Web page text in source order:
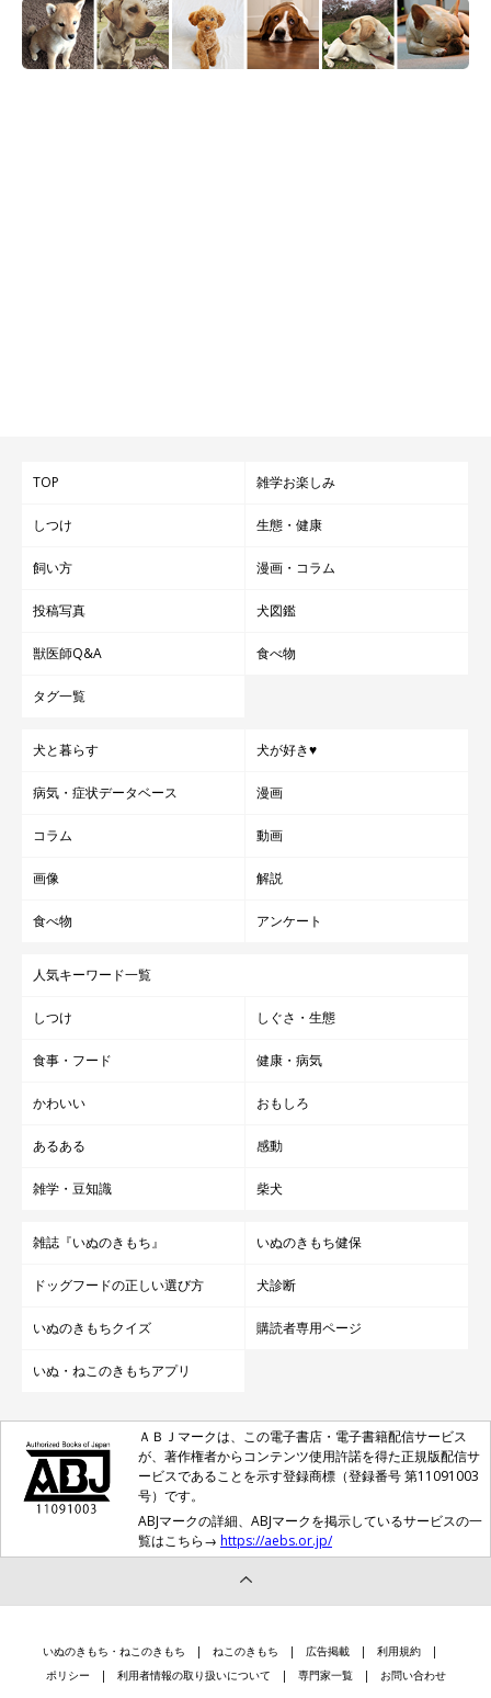
@charosan222
ごしています。チャロちゃんとの出会いを振り返り、どのような
ことを思うのでしょうか。
「学校があるためチャロと会える時間が減っていますが、少ない
増えたら嬉しいなと思います」
関連記事:
生後2カ月で“降参ヘソ天”していた保護子犬→大
っこり
保護犬として迎えたばかりの生後2カ月のころ、“降参”するように
おなかを見せていたチャロちゃん。6才になった今も、家族に甘え
たいときに“ヘソ天”を見せるそうです。
関連記事:
元保護犬が“大好きな飼い主さん”と3カ月ぶりの
再会！ 玄関で「ヒコーキ耳&しっぽブンブン」
で出迎える姿に反響
耳としっぽをブンブン振ってお出迎え！ 健気でお利口なチャロち
ゃんの姿に「可愛すぎる」「泣ける」と反響が集まりました。
@charosan222さん）
※この記事は投稿者さまにご了承をいただいたうえで制作してい
TOP 雑学お楽しみ
しつけ 生態・健康
飼い方 漫画・コラム
投稿写真 犬図鑑
獣医師Q&A 食べ物
タグ一覧
犬と暮らす 犬が好き♥
病気・症状データベース 漫画
コラム 動画
画像 解説
食べ物 アンケート
人気キーワード一覧
しつけ しぐさ・生態
食事・フード 健康・病気
かわいい おもしろ
あるある 感動
雑学・豆知識 柴犬
雑誌『いぬのきもち』 いぬのきもち健保
ドッグフードの正しい選び方 犬診断
いぬのきもちクイズ 購読者専用ページ
いぬ・ねこのきもちアプリ
ＡＢＪマークは、この電子書店・電子書籍配信サービス
が、著作権者からコンテンツ使用許諾を得た正規版配信サ
ービスであることを示す登録商標（登録番号 第11091003
号）です。
ABJマークの詳細、ABJマークを掲示しているサービスの一
覧はこちら→ https://aebs.or.jp/
いぬのきもち・ねこのきもち ねこのきもち 広告掲載
利用規約
ポリシー
利用者情報の取り扱いについて 専門家一覧 お問い合わせ